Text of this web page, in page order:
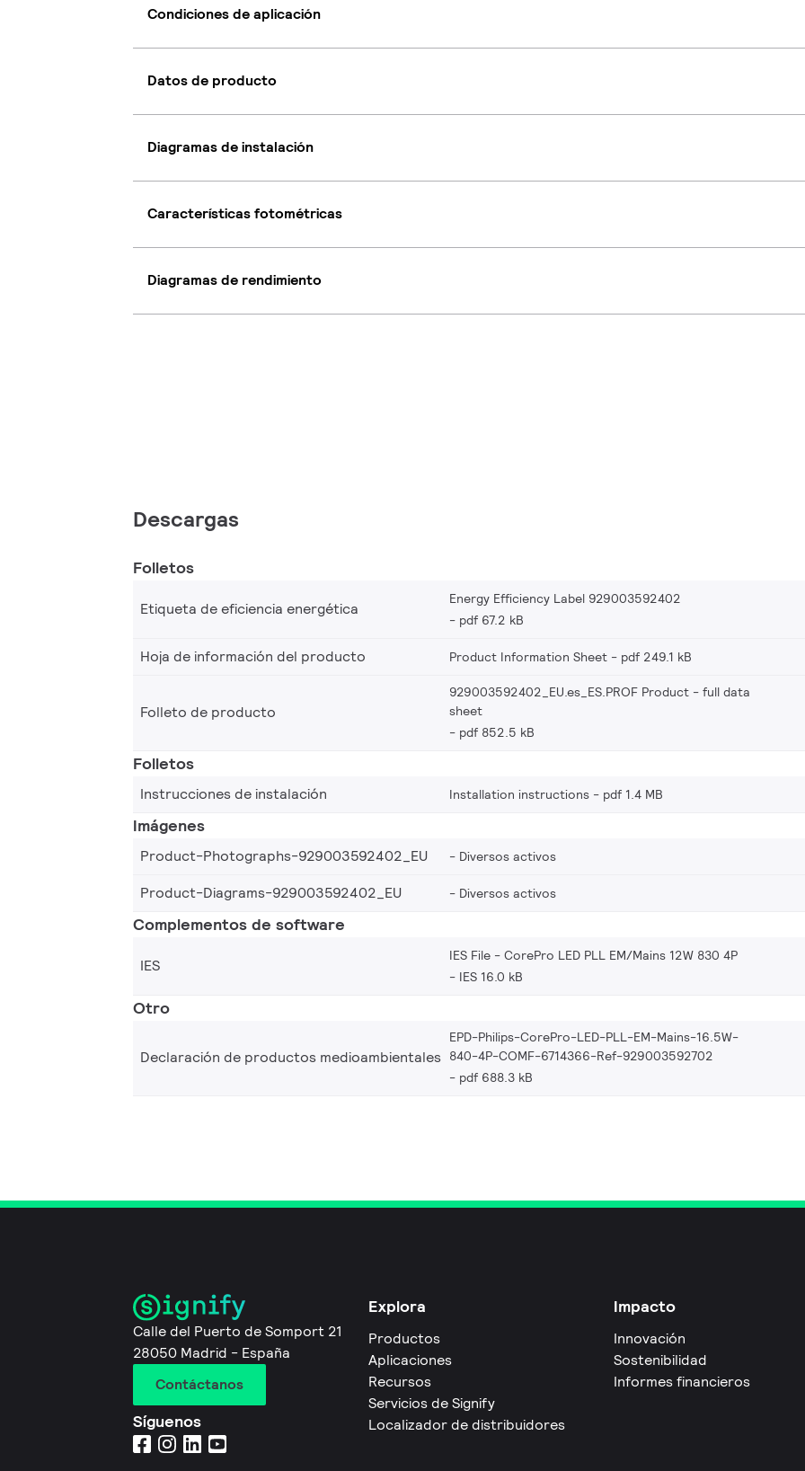
Condiciones de aplicación
Datos de producto
Diagramas de instalación
Características fotométricas
Diagramas de rendimiento
Descargas
Folletos
Etiqueta de eficiencia energética
Energy Efficiency Label 929003592402
pdf 67.2 kB
Hoja de información del producto Product Information Sheet pdf 249.1 kB
Folleto de producto
929003592402_EU.es_ES.PROF Product - full data
sheet
pdf 852.5 kB
Folletos
Instrucciones de instalación Installation instructions pdf 1.4 MB
Imágenes
Product-Photographs-929003592402_EU Diversos activos
Product-Diagrams-929003592402_EU
Diversos activos
Complementos de software
IES
IES File - CorePro LED PLL EM/Mains 12W 830 4P
IES 16.0 kB
Otro
Declaración de productos medioambientales
EPD-Philips-CorePro-LED-PLL-EM-Mains-16.5W-
840-4P-COMF-6714366-Ref-929003592702
pdf 688.3 kB
Calle del Puerto de Somport 21
28050 Madrid - España
Contáctanos
Síguenos
Explora
Productos
Aplicaciones
Recursos
Servicios de Signify
Localizador de distribuidores
Impacto
Innovación
Sostenibilidad
Informes financieros